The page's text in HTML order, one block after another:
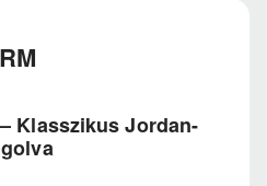
Klasszikus Jordan-